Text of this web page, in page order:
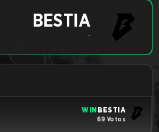
BESTIA
-
WIN BESTIA
69 Votos